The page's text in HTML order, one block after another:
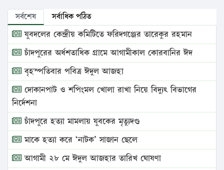
সর্বশেষ সর্বাধিক পঠিত
যুবদলের কেন্দ্রীয় কমিটিতে ফরিদগঞ্জের তারেকুর রহমান
চাঁদপুরের অর্ধশতাধিক গ্রামে আগামীকাল কোরবানির ঈদ
বৃহস্পতিবার পবিত্র ঈদুল আজহা
দোকানপাট ও শপিংমল খোলা রাখা নিয়ে বিদ্যুৎ বিভাগের
নির্দেশনা
চাঁদপুরে হত্যা মামলায় যুবকের মৃত্যুদণ্ড
মাকে হত্যা করে ‘নাটক’ সাজান ছেলে
আগামী ২৮ মে ঈদুল আজহার তারিখ ঘোষণা